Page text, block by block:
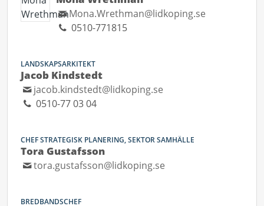
Mona.Wrethman@lidkoping.se
0510-771815
LANDSKAPSARKITEKT
Jacob Kindstedt
jacob.kindstedt@lidkoping.se
0510-77 03 04
CHEF STRATEGISK PLANERING, SEKTOR SAMHÄLLE
Tora Gustafsson
tora.gustafsson@lidkoping.se
BREDBANDSCHEF